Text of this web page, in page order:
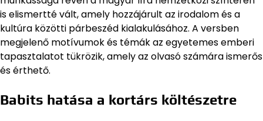
is elismertté vált, amely hozzájárult az irodalom és a
kultúra közötti párbeszéd kialakulásához. A versben
megjelenő motívumok és témák az egyetemes emberi
tapasztalatot tükrözik, amely az olvasó számára ismerős
és érthető.
Babits hatása a kortárs költészetre